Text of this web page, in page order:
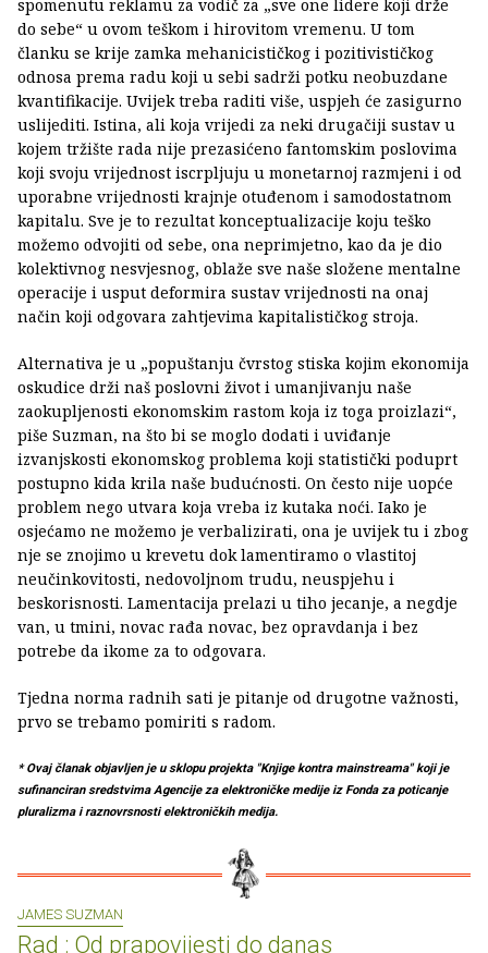
spomenutu reklamu za vodič za „sve one lidere koji drže
do sebe“ u ovom teškom i hirovitom vremenu. U tom
članku se krije zamka mehanicističkog i pozitivističkog
odnosa prema radu koji u sebi sadrži potku neobuzdane
kvantifikacije. Uvijek treba raditi više, uspjeh će zasigurno
uslijediti. Istina, ali koja vrijedi za neki drugačiji sustav u
kojem tržište rada nije prezasićeno fantomskim poslovima
koji svoju vrijednost iscrpljuju u monetarnoj razmjeni i od
uporabne vrijednosti krajnje otuđenom i samodostatnom
kapitalu. Sve je to rezultat konceptualizacije koju teško
možemo odvojiti od sebe, ona neprimjetno, kao da je dio
kolektivnog nesvjesnog, oblaže sve naše složene mentalne
operacije i usput deformira sustav vrijednosti na onaj
način koji odgovara zahtjevima kapitalističkog stroja.
Alternativa je u „popuštanju čvrstog stiska kojim ekonomija
oskudice drži naš poslovni život i umanjivanju naše
zaokupljenosti ekonomskim rastom koja iz toga proizlazi“,
piše Suzman, na što bi se moglo dodati i uviđanje
izvanjskosti ekonomskog problema koji statistički poduprt
postupno kida krila naše budućnosti. On često nije uopće
problem nego utvara koja vreba iz kutaka noći. Iako je
osjećamo ne možemo je verbalizirati, ona je uvijek tu i zbog
nje se znojimo u krevetu dok lamentiramo o vlastitoj
neučinkovitosti, nedovoljnom trudu, neuspjehu i
beskorisnosti. Lamentacija prelazi u tiho jecanje, a negdje
van, u tmini, novac rađa novac, bez opravdanja i bez
potrebe da ikome za to odgovara.
Tjedna norma radnih sati je pitanje od drugotne važnosti,
prvo se trebamo pomiriti s radom.
* Ovaj članak objavljen je u sklopu projekta "Knjige kontra mainstreama" koji je
sufinanciran sredstvima Agencije za elektroničke medije iz Fonda za poticanje
pluralizma i raznovrsnosti elektroničkih medija.
JAMES SUZMAN
Rad : Od prapovijesti do danas